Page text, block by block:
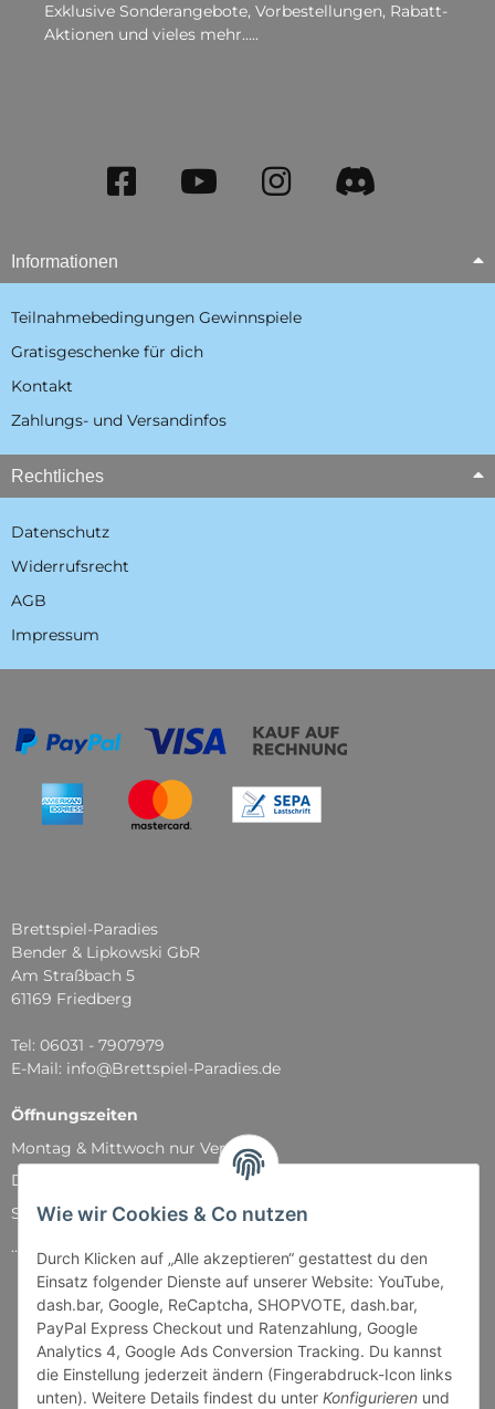
Wie wir Cookies & Co nutzen
Durch Klicken auf „Alle akzeptieren“ gestattest du den
Einsatz folgender Dienste auf unserer Website: YouTube,
dash.bar, Google, ReCaptcha, SHOPVOTE, dash.bar,
PayPal Express Checkout und Ratenzahlung, Google
Analytics 4, Google Ads Conversion Tracking. Du kannst
die Einstellung jederzeit ändern (Fingerabdruck-Icon links
unten). Weitere Details findest du unter Konfigurieren und
Exklusive Sonderangebote, Vorbestellungen, Rabatt-
Aktionen und vieles mehr.....
Informationen
Teilnahmebedingungen Gewinnspiele
Gratisgeschenke für dich
Kontakt
Zahlungs- und Versandinfos
Rechtliches
Datenschutz
Widerrufsrecht
AGB
Impressum
Brettspiel-Paradies
Bender & Lipkowski GbR
Am Straßbach 5
61169 Friedberg
Tel: 06031 - 7907979
E-Mail: info@Brettspiel-Paradies.de
Öffnungszeiten
Montag & Mittwoch nur Versand
Dienstag, Donnerstag und Freitag: 11:00 - 18:30 Uhr
Samstag: 11:00 - 14:00 Uhr
...und natürlich während unserer Events